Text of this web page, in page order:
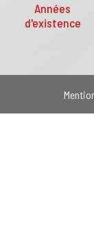
Années
d'existence